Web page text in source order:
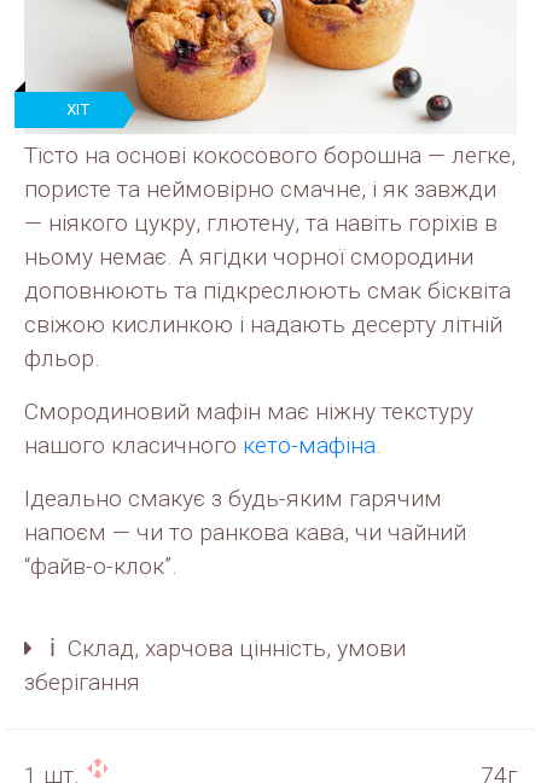
ХІТ
ПРОДАЖУ
Тісто на основі кокосового борошна — легке,
пористе та неймовірно смачне, і як завжди
— нiякого цукру, глютену, та навiть горiхiв в
ньому немає. А ягідки чорної смородини
доповнюють та підкреслюють смак бісквіта
свіжою кислинкою і надають десерту літній
фльор.
Смородиновий мафін має ніжну текстуру
нашого класичного кето-мафіна.
Ідеально смакує з будь-яким гарячим
напоєм — чи то ранкова кава, чи чайний
“файв-о-клок”.
ℹ️ Склад, харчова цінність, умови
зберігання
1 шт. 74г